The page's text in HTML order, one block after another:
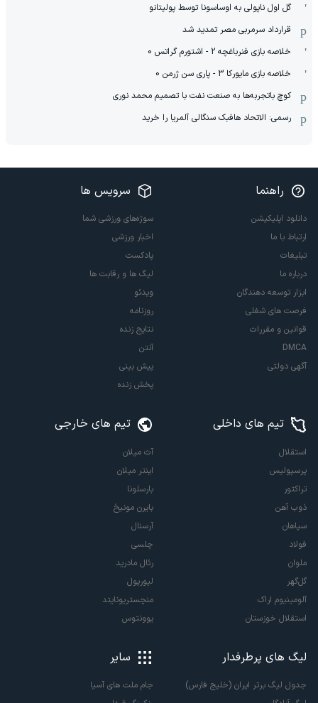
گل اول ناپولی به اوساسونا توسط پولیتانو
قرارداد سرمربی مصر تمدید شد
خلاصه بازی فنرباغچه 2 - اشتورم گراتس 0
خلاصه بازی مایورکا 3 - پاری سن ژرمن 0
کوچ باتجربه‌ها به صنعت نفت با تصمیم محمد نوری
رسمی: الاتحاد هافبک سنگالی آلمریا را خرید
راهنما
دانلود اپلیکیشن
ارتباط با ما
تبلیغات
درباره ما
ابزار توسعه دهندگان
فرصت های شغلی
قوانین و مقررات
DMCA
آگهی دولتی
سرویس ها
سوژه‌های ورزشی شما
اخبار ورزشی
پادکست
لیگ ها و رقابت ها
ویدئو
روزنامه
نتایج زنده
آنتن
پیش بینی
پخش زنده
تیم های داخلی
استقلال
پرسپولیس
تراکتور
ذوب آهن
سپاهان
فولاد
ملوان
گل‌گهر
آلومینیوم اراک
استقلال خوزستان
تیم های خارجی
آث میلان
اینتر میلان
بارسلونا
بایرن مونیخ
آرسنال
چلسی
رئال مادرید
لیورپول
منچستریونایتد
یوونتوس
لیگ های پرطرفدار
جدول لیگ برتر ایران (خلیج فارس)
سایر
جام ملت های آسیا